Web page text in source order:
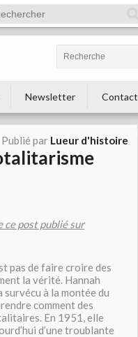
Newsletter Contact
Publié par Lueur d'histoire
post publié sur
pas de faire croire des
la vérité. Hannah
à la montée du
comment des
En 1951, elle
d’une troublante